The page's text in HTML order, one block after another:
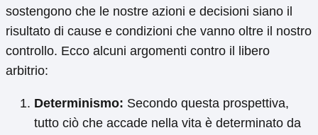
sostengono che le nostre azioni e decisioni siano il
risultato di cause e condizioni che vanno oltre il nostro
controllo. Ecco alcuni argomenti contro il libero
arbitrio:
Determinismo: Secondo questa prospettiva,
tutto ciò che accade nella vita è determinato da